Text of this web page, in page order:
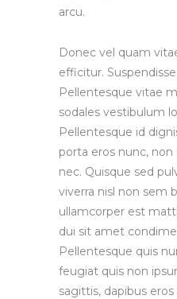
arcu.
Donec vel quam
efficitur.
Pellentesque vitae
sodales vestibulum
Pellentesque id
porta eros nunc,
nec. Quisque sed
viverra nisl non sem
ullamcorper est
dui sit amet
Pellentesque quis
feugiat quis non
sagittis, dapibus